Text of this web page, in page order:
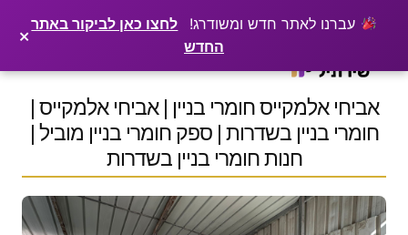
עברנו לאתר חדש ומשודרג!
לחצו כאן לביקור באתר
החדש
×
רוצים שלקוחות ימצאו אתכם בגוגל? שירתיל מפרסמת כתבה מקצועית עליכם פרסמו כתבה ←
to
contentאביחי אלמקייס חומרי בניין | אביחי אלמקייס |
חומרי בניין בשדרות | ספק חומרי בניין מוביל |
חנות חומרי בניין בשדרות